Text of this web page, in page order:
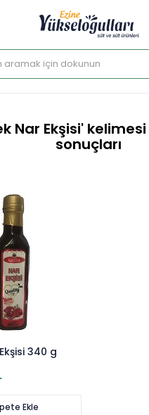
Nar Ekşisi'
sonuçları
340 g
Ekle